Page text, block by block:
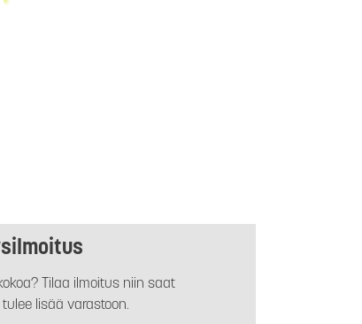
Tilaa ilmoitus niin saat
lisää varastoon.